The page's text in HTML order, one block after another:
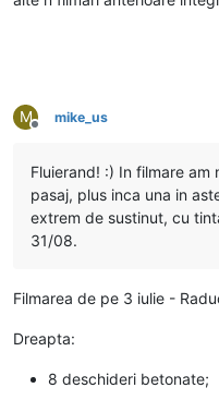
M
Deconectat
mike_us
Fluierand! :) In filmare am
pasaj, plus inca una in
extrem de sustinut, cu
31/08.
Filmarea de pe 3 iulie -
Dreapta:
8 deschideri betonate;